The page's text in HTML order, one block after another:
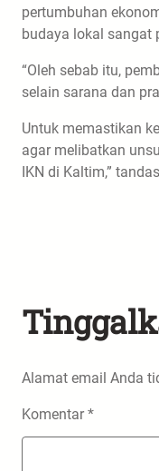
pertumbuhan
budaya lokal sangat
“Oleh sebab itu,
selain sarana dan
Untuk memastikan
agar melibatkan
IKN di Kaltim,”
Alamat email Anda
Komentar*